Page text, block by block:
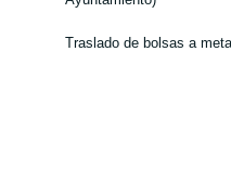
Traslado de bolsas a meta